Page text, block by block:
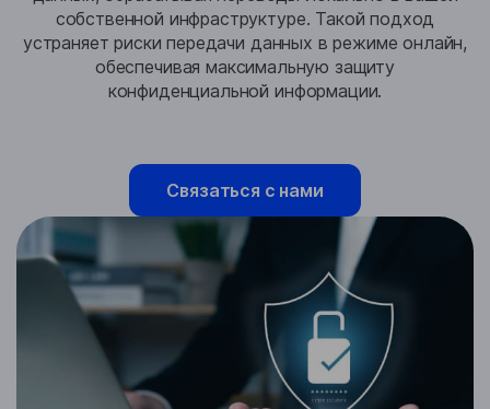
собственной инфраструктуре. Такой подход
устраняет риски передачи данных в режиме онлайн,
обеспечивая максимальную защиту
конфиденциальной информации.
Связаться с нами